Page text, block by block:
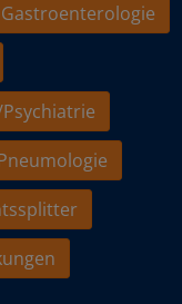
Gastroenterologie